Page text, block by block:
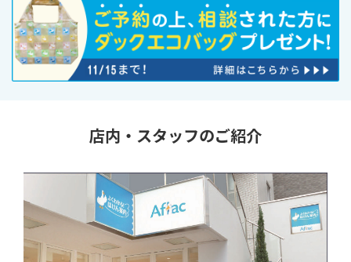
店内・スタッフのご紹介